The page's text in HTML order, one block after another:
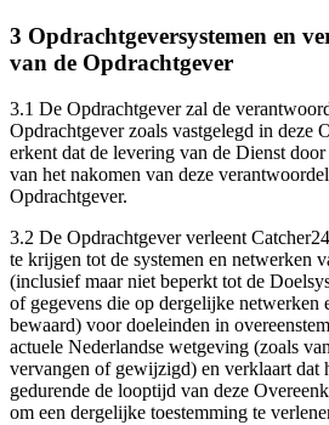
3 Opdrachtgeversystemen en
van de Opdrachtgever
3.1 De Opdrachtgever zal de
Opdrachtgever zoals vastgelegd in deze
erkent dat de levering van de Dienst
van het nakomen van deze
Opdrachtgever.
3.2 De Opdrachtgever verleent
te krijgen tot de systemen en netwerken
(inclusief maar niet beperkt tot de
of gegevens die op dergelijke netwerken
bewaard) voor doeleinden in
actuele Nederlandse wetgeving (zoals
vervangen of gewijzigd) en verklaart dat
gedurende de looptijd van deze
om een dergelijke toestemming te